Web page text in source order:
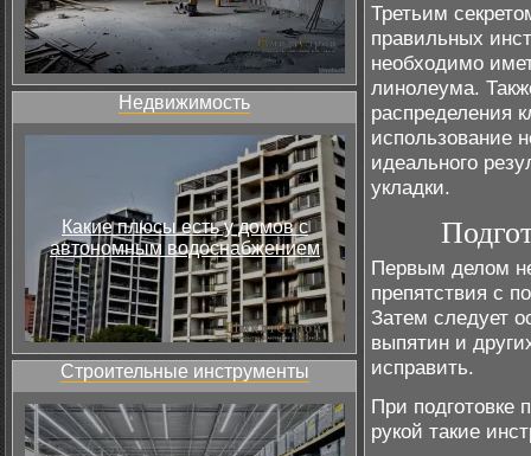
Недвижимость
Какие плюсы есть у домов с
автономным водоснабжением
Строительные инструменты
Третьим
правильных
необходимо
линолеума.
распределения
использование
идеального
укладки.
Первым делом
препятствия с
Затем следует
выпятин и
исправить.
При подготовке
рукой такие